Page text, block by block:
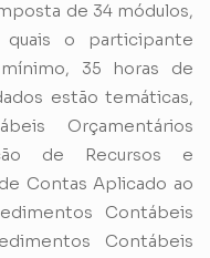
de 34 módulos,
o participante
35 horas de
estão temáticas,
Orçamentários
de Recursos e
Contas Aplicado ao
Contábeis
Contábeis